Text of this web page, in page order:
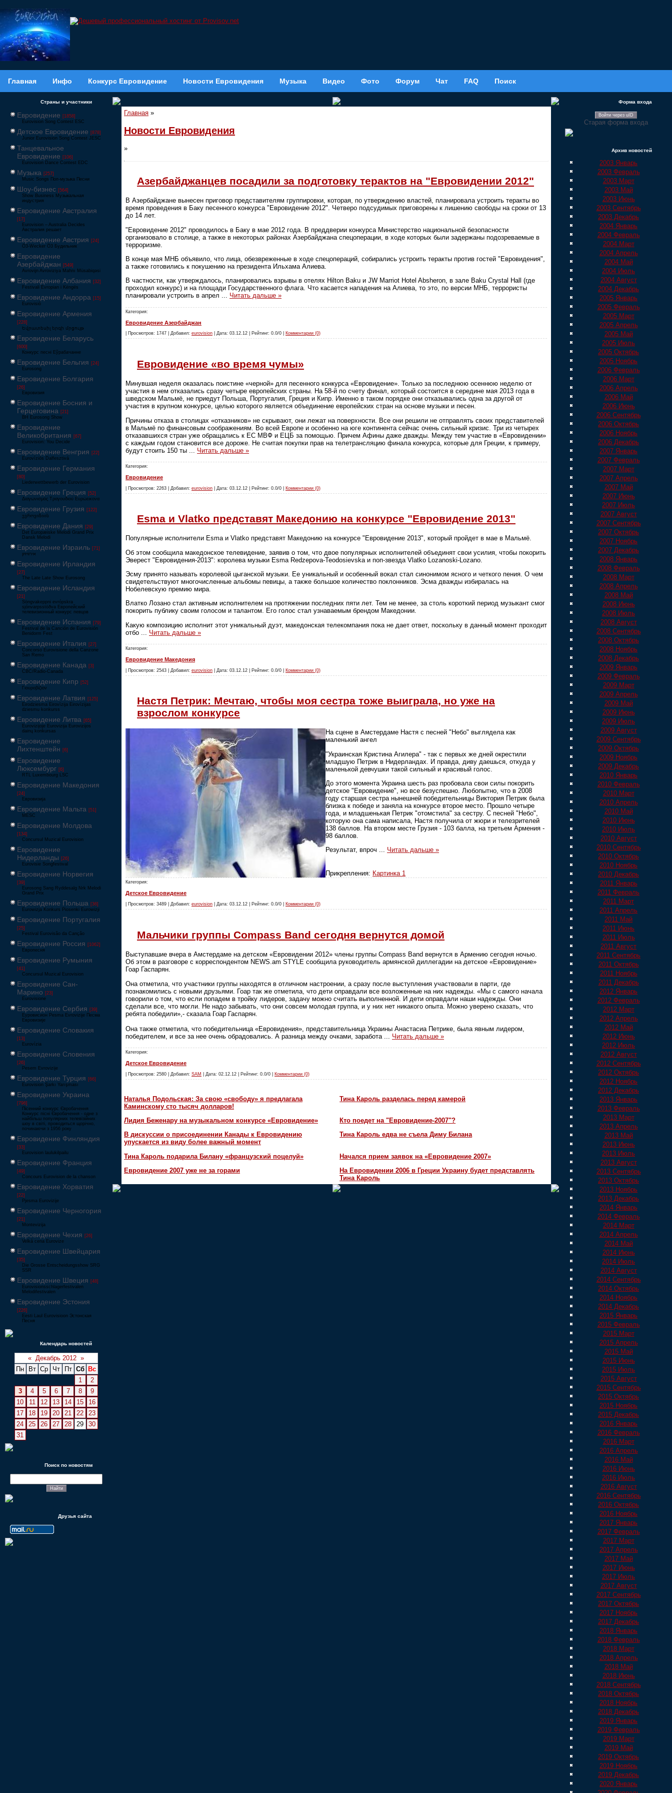
Главная Инфо Конкурс Евровидение Новости Евровидения Музыка Видео Фото Форум Чат FAQ Поиск
Страны и участники
Евровидение [1858]
Eurovision Song Contest ESC
Детское Евровидение [878]
Junior Eurovision Song Contest JESC
Танцевальное
Евровидение [106]
Eurovision Dance Contest EDC
Музыка [257]
Music Songs Поп-музыка Песни
Шоу-бизнес [564]
Show Business Музыкальная
индустрия
Евровидение Австралия
[17]
Eurovision – Australia Decides
Австралия решает
Евровидение Австрия [24]
Ö3-Wecker Ö3 Будильник
Евровидение
Азербайджан [549]
Avrovijn Avroviziya Mahnı Müsabiqəsi
Евровидение Албания [32]
Festivali Evropian i Këngës
Евровидение Андорра [15]
Eurovisió
Евровидение Армения
[228]
Եվրատեսիլ երգի մրցույթ
Евровидение Беларусь
[600]
Конкурс песні Еўрабачанне
Евровидение Бельгия [24]
Eurosong
Евровидение Болгария
[26]
Евровизия
Евровидение Босния и
Герцеговина [21]
BH Eurosong Show
Евровидение
Великобритания [67]
Eurovision: You Decide
Евровидение Венгрия [22]
Eurovíziós Dalfesztivá
Евровидение Германия
[80]
Liederwettbewerb der Eurovision
Евровидение Греция [52]
Διαγωνισμός Τραγουδιού Ευρώεικονα
Евровидение Грузия [122]
ევროვიზიის
Евровидение Дания [29]
Det Europæiske Melodi Grand Prix
Dansk Melodi
Евровидение Израиль [71]
‏אירוויזיון
Евровидение Ирландия
[27]
The Late Late Show Eurosong
Евровидение Исландия
[21]
Söngvakeppni evrópskra
sjónvarpsstöðva Европейский
телевизионный конкурс певцов
Евровидение Испания [79]
Festival de la Canción de Eurovisión
Benidorm Fest
Евровидение Италия [27]
Concorso Eurovisione della Canzone
San Remo
Евровидение Канада [3]
CBC/Radio-Canada
Евровидение Кипр [52]
Γιουροβίζιον
Евровидение Латвия [125]
Eirodziesma Eirovīzija Eirovīzijas
dziesmu konkurss
Евровидение Литва [65]
Eurovizijoje Eurovizija Eurovizijos
dainų konkursas
Евровидение
Лихтенштейн [6]
Евровидение
Люксембург [6]
RTL Luxembourg LSC
Евровидение Македония
[24]
Евровизија
Евровидение Мальта [51]
MESC
Евровидение Молдова
[134]
Concursul Muzical Eurovision
Евровидение
Нидерланды [26]
Eurovisie Songfestival
Евровидение Норвегия
[39]
Eurosong Sang Ryddesalg Nrk Melodi
Grand Prix
Евровидение Польша [36]
Eurowizja Konkurs Piosenki Eurowizji
Евровидение Португалия
[25]
Festival Eurovisão da Canção
Евровидение Россия [1062]
Европесня
Евровидение Румыния
[41]
Concursul Muzical Eurovision
Евровидение Сан-
Марино [23]
Eurovisione
Евровидение Сербия [39]
Еуровисион Pesma Evrovizije Песма
Евровизије
Евровидение Словакия
[13]
Eurovízia
Евровидение Словения
[26]
Pesem Evrovizije
Евровидение Турция [66]
Eurovision Şarkı Yarışması
Евровидение Украина
[796]
Пісенний конкурс Євробачення
Конкурс пісні Євробачення - одне з
найбільш популярних телевізійних
шоу в світі, проводиться щорічно,
починаючи з 1956 року
Евровидение Финляндия
[33]
Eurovision laulukilpailu
Евровидение Франция
[49]
Concours Eurovision de la chanson
Евровидение Хорватия
[22]
Pjesma Eurovizije
Евровидение Черногория
[21]
Montevizija
Евровидение Чехия [26]
Velká cena Eurovize
Евровидение Швейцария
[35]
Die Grosse Entscheidungsshow SRG
SSR
Евровидение Швеция [48]
Eurovisionsschlagerfestivalen
Melodifestivalen
Евровидение Эстония
[226]
Eesti Laul Eurovisioon Эстонская
Песня
Календарь новостей
« Декабрь 2012 »
Пн
Вт Ср Чт Пт Сб
Вс
1
2
3
4 5 6 7 8
9
10
11 12 13 14 15
16
17
18 19 20 21 22
23
24
25 26 27 28 29
30
31
Поиск по новостям
Друзья сайта
Главная »
Новости Евровидения
»
Азербайджанцев посадили за подготовку терактов на "Евровидении 2012"
В Азербайджане вынесен приговор представителям группировки, которая, по утверждению властей, планировала устроить теракты во
время проведения в Баку песенного конкурса "Евровидение 2012". Четверо подсудимых приговорены к лишению свободы на сроки от 13
до 14 лет.
"Евровидение 2012" проводилось в Баку в мае 2012 года. В преддверии конкурса Министерство национальной безопасности
организовало в столице, а также в некоторых районах Азербайджана спецоперации, в ходе которых были задержаны подозреваемые в
терроризме.
В конце мая МНБ объявило, что лица, обезвреженные в ходе спецопераций, собирались устроить теракты против гостей "Евровидения",
а также готовились к покушению на президента Ильхама Алиева.
В частности, как утверждалось, планировались взрывы в отелях Hilton Baku и JW Marriot Hotel Absheron, в зале Baku Crystal Hall (где
проходил конкурс) и на площади Государственного флага. Что касается нападения на Алиева, то это, по версии МНБ, террористы
планировали устроить в апрел ... Читать дальше »
Категория:
Евровидение Азербайджан
| Просмотров: 1747 | Добавил: eurovision | Дата: 03.12.12 | Рейтинг: 0.0/0 | Комментарии (0)
Евровидение «во время чумы»
Минувшая неделя оказалась поистине «черной» для песенного конкурса «Евровидение». Только за последнюю осеннюю неделю от
участия в нем отказались сразу четыре европейских страны. На 58-й по счету финал, который состоится в середине мая 2013 года в
шведском Мальмё, не приедут Польша, Португалия, Греция и Кипр. Именно в таком порядке они отказывались одна за другой от
участия в крупном конкурсе, целью которого является объединение европейских стран на основе музыки и песен.
Причины отказа в столицах «отказников» не скрывают, они лежат на поверхности. Все они решили не отправлять своих представителей
в Мальмё по финансовым соображениям. Во всей Европе и особенно на юге континента сейчас очень сильный кризис. Три из четырех
отказавшихся стран уже обращались к ЕС МВФ и ЕЦБ за помощью. Причем Афины даже дважды. Между тем участие в «Евровидении»
с каждым годом становится все дороже. Не считая покупки прав на телетрансляцию финала конкурса, которые для Греции, к примеру,
будут стоить 150 ты
Читать дальше »
Категория:
Евровидение
| Просмотров: 2263 | Добавил: eurovision | Дата: 03.12.12 | Рейтинг: 0.0/0 | Комментарии (0)
Esma и Vlatko представят Македонию на конкурсе "Евровидение 2013"
Популярные исполнители Esma и Vlatko представят Македонию на конкурсе "Евровидение 2013", который пройдет в мае в Мальмё.
Об этом сообщила македонское телевидение, заявив о том, что двое популярных исполнителей объединят свои усилия, чтобы покорить
Эверест "Евровидения-2013": королева музыки Esma Redzepova-Teodosievska и поп-звезда Vlatko Lozanoski-Lozano.
Эсму принято называть королевой цыганской музыки. Ее уникальный и особенный вокал стал синонимом ясного и четкого пения. О чем
свидетельствуют многочисленные альбомы певицы, а также большое количество поклонников. Эсма дважды избиралась на
Нобелевскую премию мира.
Влатко Лозано стал активным исполнителем на протяжении последних пяти лет. Тем не менее, за столь короткий период музыкант смог
покорить публику своим голосом и талантом. Его голос стал узнаваемым брендом Македонии.
Какую композицию исполнит этот уникальный дуэт, македонская телекомпания пока не дает ответ, поскольку в данный момент проходит
отбо
Читать дальше »
Категория:
Евровидение Македония
| Просмотров: 2543 | Добавил: eurovision | Дата: 03.12.12 | Рейтинг: 0.0/0 | Комментарии (0)
Настя Петрик: Мечтаю, чтобы моя сестра тоже выиграла, но уже на
взрослом конкурсе
На сцене в Амстердаме Настя с песней "Небо" выглядела как
маленький ангел
"Украинская Кристина Агилера" - так с первых же дней окрестили
младшую Петрик в Нидерландах. И правда, диву даешься, откуда у
маленькой девчушки такой сильный и красивый голос.
До этого момента Украина шесть раз пробовала свои силы покорить
детское "Евровидение", но все безуспешно. Любопытно, что в 2008
году старшая сестра нынешней победительницы Виктория Петрик была
близка к победе и заняла на конкурсе второе место. Прошло четыре
года, и младшенькая Петрик "отомстила" за сестру. С песней "Небо",
которую она сама написала, Настя получила от жюри и телезрителей
138 баллов. На втором месте Грузия - 103 балла, на третьем Армения -
98 баллов.
Результат, впроч ... Читать дальше »
Прикрепления: Картинка 1
Категория:
Детское Евровидение
| Просмотров: 3489 | Добавил: eurovision | Дата: 03.12.12 | Рейтинг: 0.0/0 | Комментарии (0)
Мальчики группы Compass Band сегодня вернутся домой
Выступавшие вчера в Амстердаме на детском «Евровидении 2012» члены группы Compass Band вернутся в Армению сегодня ночью.
Об этом в разговоре с корреспондентом NEWS.am STYLE сообщила руководитель армянской диллегадии на детское «Евровидение»
Гоар Гаспарян.
Она отметила, что участники группы находятся в отличном настроении, а сразу после выступления участвовали в парти, где
познакомились с новыми друзьями. Гоар так же отметила, что дети оправдали все возложенные на них надежды. «Мы с самого начала
говорили о том, что если попадем в тройку лидеров, задачу можно считать выполненной. И дети оправдали наши надежды. Они
сделали все, что могли. Не надо забывать, что они совсем молодая группа, и у них нет никакого опыта. Можно уверено сказать, что
ребята победили»,- сказала Гоар Гаспарян.
Она также отметила, что победительница «Евровидения», представительница Украины Анастасиа Петрике, была явным лидером,
победителем, и все за нее очень обрадовались. А разница между очками, заработа
Читать дальше »
Категория:
Детское Евровидение
| Просмотров: 2580 | Добавил: SAM | Дата: 02.12.12 | Рейтинг: 0.0/0 | Комментарии (0)
Наталья Подольская: За свою «свободу» я предлагала
Каминскому сто тысяч долларов!
Тина Кароль разделась перед камерой
Лидия Беженару на музыкальном конкурсе «Евровидение»
Кто поедет на "Евровидение-2007"?
В дискуссии о присоединении Канады к Евровидению
упускается из виду более важный момент
Тина Кароль едва не съела Диму Билана
Тина Кароль подарила Билану «французский поцелуй»
Начался прием заявок на «Евровидение 2007»
Евровидение 2007 уже не за горами
На Евровидении 2006 в Греции Украину будет представлять
Тина Кароль
Форма входа
Войти через uID
Старая форма входа
Архив новостей
2003 Январь
2003 Февраль
2003 Март
2003 Май
2003 Июнь
2003 Сентябрь
2003 Декабрь
2004 Январь
2004 Февраль
2004 Март
2004 Апрель
2004 Май
2004 Июль
2004 Август
2004 Декабрь
2005 Январь
2005 Февраль
2005 Март
2005 Апрель
2005 Май
2005 Июль
2005 Октябрь
2005 Ноябрь
2006 Февраль
2006 Март
2006 Апрель
2006 Май
2006 Июнь
2006 Сентябрь
2006 Октябрь
2006 Ноябрь
2006 Декабрь
2007 Январь
2007 Февраль
2007 Март
2007 Апрель
2007 Май
2007 Июнь
2007 Июль
2007 Август
2007 Сентябрь
2007 Октябрь
2007 Ноябрь
2007 Декабрь
2008 Январь
2008 Февраль
2008 Март
2008 Апрель
2008 Май
2008 Июнь
2008 Июль
2008 Август
2008 Сентябрь
2008 Октябрь
2008 Ноябрь
2008 Декабрь
2009 Январь
2009 Февраль
2009 Март
2009 Апрель
2009 Май
2009 Июнь
2009 Июль
2009 Август
2009 Сентябрь
2009 Октябрь
2009 Ноябрь
2009 Декабрь
2010 Январь
2010 Февраль
2010 Март
2010 Апрель
2010 Май
2010 Июнь
2010 Июль
2010 Август
2010 Сентябрь
2010 Октябрь
2010 Ноябрь
2010 Декабрь
2011 Январь
2011 Февраль
2011 Март
2011 Апрель
2011 Май
2011 Июнь
2011 Июль
2011 Август
2011 Сентябрь
2011 Октябрь
2011 Ноябрь
2011 Декабрь
2012 Январь
2012 Февраль
2012 Март
2012 Апрель
2012 Май
2012 Июнь
2012 Июль
2012 Август
2012 Сентябрь
2012 Октябрь
2012 Ноябрь
2012 Декабрь
2013 Январь
2013 Февраль
2013 Март
2013 Апрель
2013 Май
2013 Июнь
2013 Июль
2013 Август
2013 Сентябрь
2013 Октябрь
2013 Ноябрь
2013 Декабрь
2014 Январь
2014 Февраль
2014 Март
2014 Апрель
2014 Май
2014 Июнь
2014 Июль
2014 Август
2014 Сентябрь
2014 Октябрь
2014 Ноябрь
2014 Декабрь
2015 Январь
2015 Февраль
2015 Март
2015 Апрель
2015 Май
2015 Июнь
2015 Июль
2015 Август
2015 Сентябрь
2015 Октябрь
2015 Ноябрь
2015 Декабрь
2016 Январь
2016 Февраль
2016 Март
2016 Апрель
2016 Май
2016 Июнь
2016 Июль
2016 Август
2016 Сентябрь
2016 Октябрь
2016 Ноябрь
2017 Январь
2017 Февраль
2017 Март
2017 Апрель
2017 Май
2017 Июнь
2017 Июль
2017 Август
2017 Сентябрь
2017 Октябрь
2017 Ноябрь
2017 Декабрь
2018 Январь
2018 Февраль
2018 Март
2018 Апрель
2018 Май
2018 Июнь
2018 Сентябрь
2018 Октябрь
2018 Ноябрь
2018 Декабрь
2019 Январь
2019 Февраль
2019 Март
2019 Май
2019 Октябрь
2019 Ноябрь
2019 Декабрь
2020 Январь